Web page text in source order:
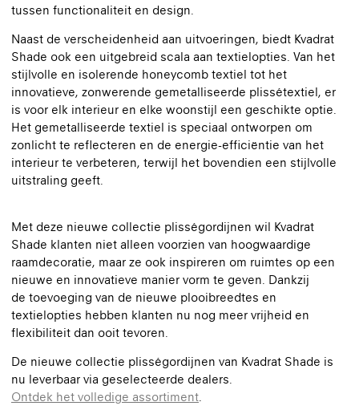
tussen functionaliteit en design.
Naast de verscheidenheid aan uitvoeringen, biedt Kvadrat
Shade ook een uitgebreid scala aan textielopties. Van het
stijlvolle en isolerende honeycomb textiel tot het
innovatieve, zonwerende gemetalliseerde plissétextiel, er
is voor elk interieur en elke woonstijl een geschikte optie.
Het gemetalliseerde textiel is speciaal ontworpen om
zonlicht te reflecteren en de energie-efficiëntie van het
interieur te verbeteren, terwijl het bovendien een stijlvolle
uitstraling geeft.
Met deze nieuwe collectie plisségordijnen wil Kvadrat
Shade klanten niet alleen voorzien van hoogwaardige
raamdecoratie, maar ze ook inspireren om ruimtes op een
nieuwe en innovatieve manier vorm te geven. Dankzij
de toevoeging van de nieuwe plooibreedtes en
textielopties hebben klanten nu nog meer vrijheid en
flexibiliteit dan ooit tevoren.
De nieuwe collectie plisségordijnen van Kvadrat Shade is
nu leverbaar via geselecteerde dealers.
Ontdek het volledige assortiment